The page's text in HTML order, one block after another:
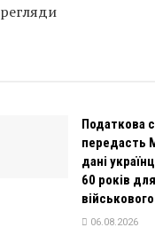
Податкова
передасть
дані
60 років
06.08.2026